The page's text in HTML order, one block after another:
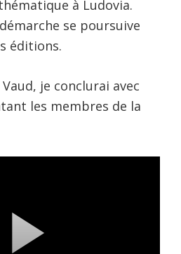
à Ludovia.
se poursuive
éditions.
je conclurai avec
les membres de la